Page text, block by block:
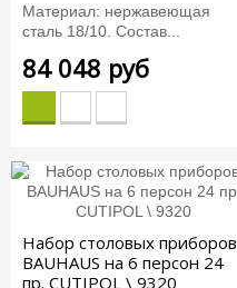
Материал: нержавеющая
сталь 18/10. Состав...
84 048 руб
Набор столовых приборов
BAUHAUS на 6 персон 24
пр. CUTIPOL \ 9320